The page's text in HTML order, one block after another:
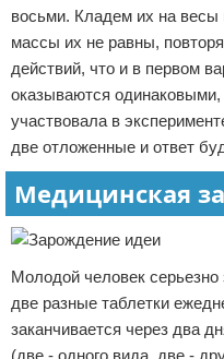
восьми. Кладем их на
массы их не равны,
действий, что и в первом
оказываются одинаковыми,
участвовала в
две отложенные и ответ
Медицинская
Молодой человек
две разные таблетки
заканчивается через два
(две - одного вида, две -